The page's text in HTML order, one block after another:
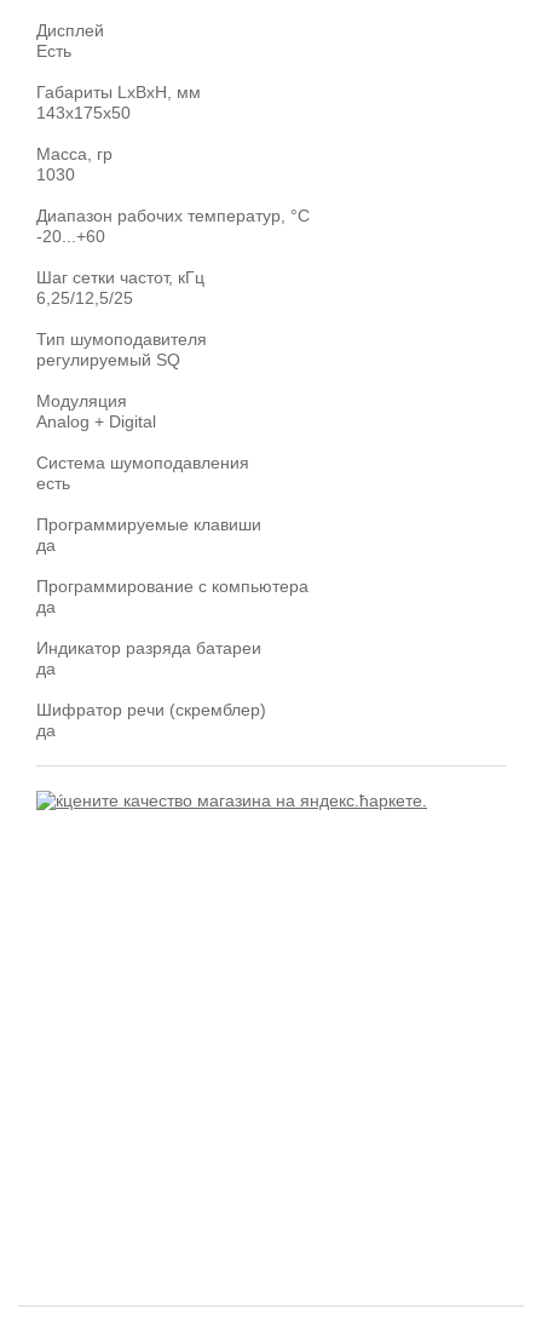
Дисплей
Есть
Габариты LхBхН, мм
143x175x50
Масса, гр
1030
Диапазон рабочих температур, °С
-20...+60
Шаг сетки частот, кГц
6,25/12,5/25
Тип шумоподавителя
регулируемый SQ
Модуляция
Analog + Digital
Система шумоподавления
есть
Программируемые клавиши
да
Программирование с компьютера
да
Индикатор разряда батареи
да
Шифратор речи (скремблер)
да